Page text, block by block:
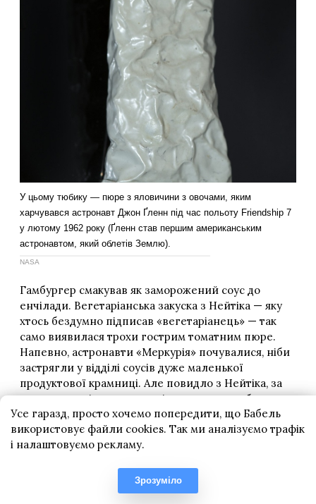
Усе гаразд, просто хочемо попередити, що Бабель
використовує файли cookies. Так ми аналізуємо трафік
і налаштовуємо рекламу.
Зрозуміло